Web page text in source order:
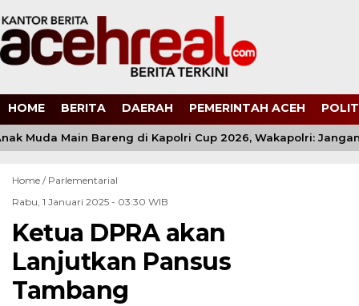
HOME BERITA DAERAH PEMERINTAH ACEH
Muda Main Bareng di Kapolri Cup 2026, Wakapolri:
Home / Parlementarial
Rabu, 1 Januari 2025 - 03:30 WIB
Ketua DPRA akan
Lanjutkan Pansus
Tambang